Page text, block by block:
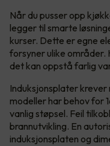
Når du pusser opp
legger til smarte
kurser. Dette er egne
forsyner ulike områder.
det kan oppstå farlig
Induksjonsplater krever
modeller har behov for
vanlig støpsel. Feil
brannutvikling. En
induksjonsplaten og